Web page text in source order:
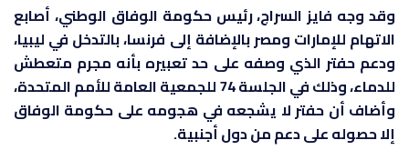
وقد وجه فايز السراج، رئيس حكومة الوفاق الوطني، أصابع
الاتهام للإمارات ومصر بالإضافة إلى فرنسا، بالتدخل في ليبيا،
ودعم حفتر الذي وصفه على حد تعبيره بأنه مجرم متعطش
للدماء، وذلك في الجلسة 74 للجمعية العامة للأمم المتحدة،
وأضاف أن حفتر لا يشجعه في هجومه على حكومة الوفاق
إلا حصوله على دعم من دول أجنبية.